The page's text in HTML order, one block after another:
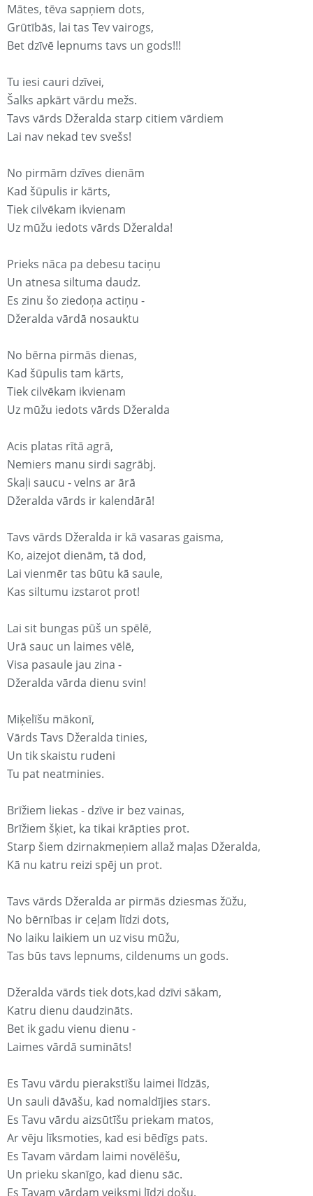
Mātes, tēva sapņiem dots,
Grūtībās, lai tas Tev vairogs,
Bet dzīvē lepnums tavs un gods!!!
Tu iesi cauri dzīvei,
Šalks apkārt vārdu mežs.
Tavs vārds Džeralda starp citiem vārdiem
Lai nav nekad tev svešs!
No pirmām dzīves dienām
Kad šūpulis ir kārts,
Tiek cilvēkam ikvienam
Uz mūžu iedots vārds Džeralda!
Prieks nāca pa debesu taciņu
Un atnesa siltuma daudz.
Es zinu šo ziedoņa actiņu -
Džeralda vārdā nosauktu
No bērna pirmās dienas,
Kad šūpulis tam kārts,
Tiek cilvēkam ikvienam
Uz mūžu iedots vārds Džeralda
Acis platas rītā agrā,
Nemiers manu sirdi sagrābj.
Skaļi saucu - velns ar ārā
Džeralda vārds ir kalendārā!
Tavs vārds Džeralda ir kā vasaras gaisma,
Ko, aizejot dienām, tā dod,
Lai vienmēr tas būtu kā saule,
Kas siltumu izstarot prot!
Lai sit bungas pūš un spēlē,
Urā sauc un laimes vēlē,
Visa pasaule jau zina -
Džeralda vārda dienu svin!
Miķelīšu mākonī,
Vārds Tavs Džeralda tinies,
Un tik skaistu rudeni
Tu pat neatminies.
Brīžiem liekas - dzīve ir bez vainas,
Brīžiem šķiet, ka tikai krāpties prot.
Starp šiem dzirnakmeņiem allaž maļas Džeralda,
Kā nu katru reizi spēj un prot.
Tavs vārds Džeralda ar pirmās dziesmas žūžu,
No bērnības ir ceļam līdzi dots,
No laiku laikiem un uz visu mūžu,
Tas būs tavs lepnums, cildenums un gods.
Džeralda vārds tiek dots,kad dzīvi sākam,
Katru dienu daudzināts.
Bet ik gadu vienu dienu -
Laimes vārdā sumināts!
Es Tavu vārdu pierakstīšu laimei līdzās,
Un sauli dāvāšu, kad nomaldījies stars.
Es Tavu vārdu aizsūtīšu priekam matos,
Ar vēju līksmoties, kad esi bēdīgs pats.
Es Tavam vārdam laimi novēlēšu,
Un prieku skanīgo, kad dienu sāc.
Es Tavam vārdam veiksmi līdzi došu,